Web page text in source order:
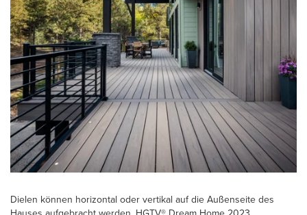
Dielen können horizontal oder vertikal auf die Außenseite des